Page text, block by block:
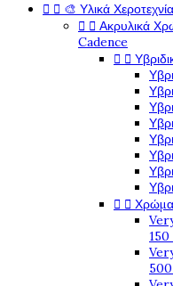
  🎨 Υλικά
  Ακρυλικά
Cadence
 
 